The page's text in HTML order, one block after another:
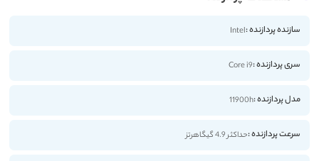
سازنده پردازنده :Intel
سری پردازنده :Core i9
مدل پردازنده :11900h
سرعت پردازنده :حداکثر 4.9 گیگاهرتز